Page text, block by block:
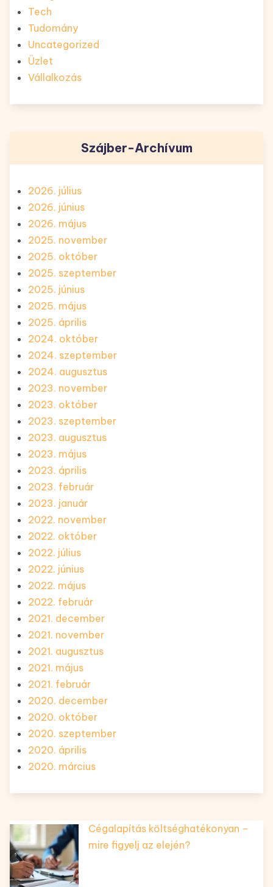
Tech
Tudomány
Uncategorized
Üzlet
Vállalkozás
Szájber-Archívum
2026. július
2026. június
2026. május
2025. november
2025. október
2025. szeptember
2025. június
2025. május
2025. április
2024. október
2024. szeptember
2024. augusztus
2023. november
2023. október
2023. szeptember
2023. augusztus
2023. május
2023. április
2023. február
2023. január
2022. november
2022. október
2022. július
2022. június
2022. május
2022. február
2021. december
2021. november
2021. augusztus
2021. május
2021. február
2020. december
2020. október
2020. szeptember
2020. április
2020. március
Cégalapítás költséghatékonyan –
mire figyelj az elején?